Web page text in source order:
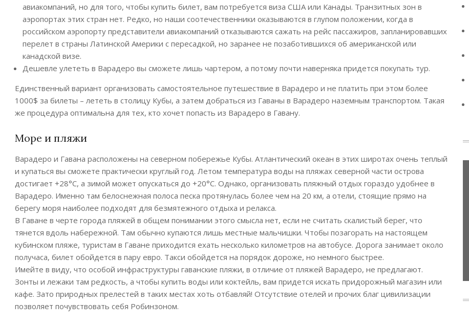
авиакомпаний, но для того, чтобы купить билет, вам потребуется виза США или Канады. Транзитных зон в
аэропортах этих стран нет. Редко, но наши соотечественники оказываются в глупом положении, когда в
российском аэропорту представители авиакомпаний отказываются сажать на рейс пассажиров, запланировавших
перелет в страны Латинской Америки с пересадкой, но заранее не позаботившихся об американской или
канадской визе.
Дешевле улететь в Варадеро вы сможете лишь чартером, а потому почти наверняка придется покупать тур.
Единственный вариант организовать самостоятельное путешествие в Варадеро и не платить при этом более
1000$ за билеты – лететь в столицу Кубы, а затем добраться из Гаваны в Варадеро наземным транспортом. Такая
же процедура оптимальна для тех, кто хочет попасть из Варадеро в Гавану.
Море и пляжи
Варадеро и Гавана расположены на северном побережье Кубы. Атлантический океан в этих широтах очень теплый
и купаться вы сможете практически круглый год. Летом температура воды на пляжах северной части острова
достигает +28°С, а зимой может опускаться до +20°С. Однако, организовать пляжный отдых гораздо удобнее в
Варадеро. Именно там белоснежная полоса песка протянулась более чем на 20 км, а отели, стоящие прямо на
берегу моря наиболее подходят для безмятежного отдыха и релакса.
В Гаване в черте города пляжей в общем понимании этого смысла нет, если не считать скалистый берег, что
тянется вдоль набережной. Там обычно купаются лишь местные мальчишки. Чтобы позагорать на настоящем
кубинском пляже, туристам в Гаване приходится ехать несколько километров на автобусе. Дорога занимает около
получаса, билет обойдется в пару евро. Такси обойдется на порядок дороже, но немного быстрее.
Имейте в виду, что особой инфраструктуры гаванские пляжи, в отличие от пляжей Варадеро, не предлагают.
Зонты и лежаки там редкость, а чтобы купить воды или коктейль, вам придется искать придорожный магазин или
кафе. Зато природных прелестей в таких местах хоть отбавляй! Отсутствие отелей и прочих благ цивилизации
позволяет почувствовать себя Робинзоном.